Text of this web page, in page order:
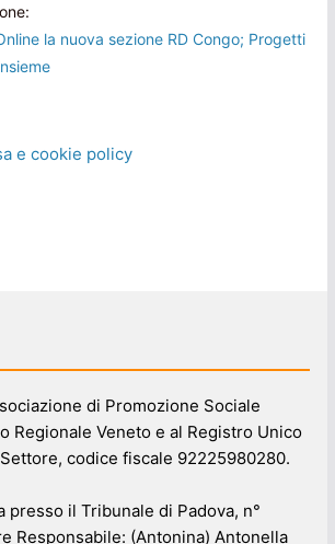
la nuova sezione RD Congo; Progetti
e cookie policy
di Promozione Sociale
Regionale Veneto e al Registro Unico
codice fiscale 92225980280.
presso il Tribunale di Padova, n°
Responsabile: (Antonina) Antonella